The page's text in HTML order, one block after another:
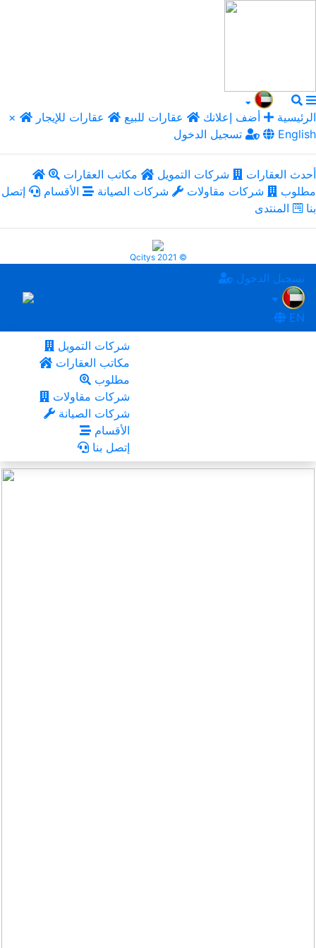
× الرئيسية أضف إعلانك عقارات للبيع
عقارات للإيجار
تسجيل الدخول
English
أحدث العقارات شركات التمويل
مكاتب العقارات
مطلوب
شركات مقاولات شركات الصيانة الأقسام
إتصل
بنا
المنتدى
Qcitys 2021 ©
تسجيل الدخول
EN
شركات التمويل
مكاتب العقارات
مطلوب
شركات مقاولات
شركات الصيانة
الأقسام
إتصل بنا